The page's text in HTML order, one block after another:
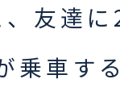
、友達
乗車す